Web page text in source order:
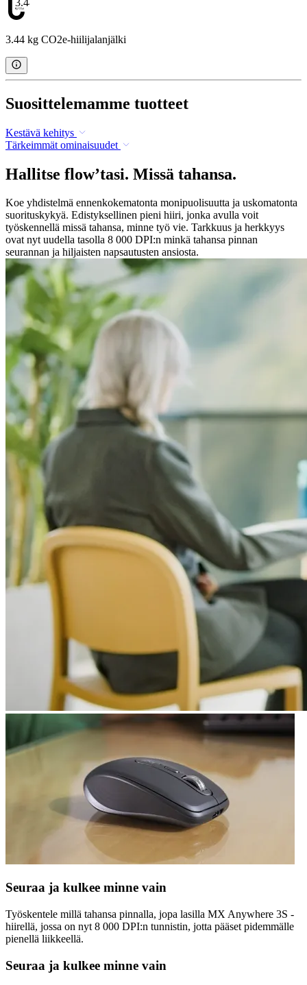
3.44 kg CO2e-hiilijalanjälki
Suosittelemamme tuotteet
Kestävä kehitys
Tärkeimmät ominaisuudet
Hallitse flow’tasi. Missä tahansa.
Koe yhdistelmä ennenkokematonta monipuolisuutta ja uskomatonta
suorituskykyä. Edistyksellinen pieni hiiri, jonka avulla voit
työskennellä missä tahansa, minne työ vie. Tarkkuus ja herkkyys
ovat nyt uudella tasolla 8 000 DPI:n minkä tahansa pinnan
seurannan ja hiljaisten napsautusten ansiosta.
Seuraa ja kulkee minne vain
Työskentele millä tahansa pinnalla, jopa lasilla MX Anywhere 3S -
hiirellä, jossa on nyt 8 000 DPI:n tunnistin, jotta pääset pidemmälle
pienellä liikkeellä.
Seuraa ja kulkee minne vain